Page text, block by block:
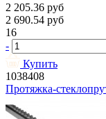
2 205.36 руб
2 690.54 руб
16
-
Купить
1038408
Протяжка-